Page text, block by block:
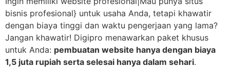
bisnis profesional} untuk usaha Anda, tetapi khawatir
dengan biaya tinggi dan waktu pengerjaan yang lama?
Jangan khawatir! Digipro menawarkan paket khusus
untuk Anda: pembuatan website hanya dengan biaya
1,5 juta rupiah serta selesai hanya dalam sehari.